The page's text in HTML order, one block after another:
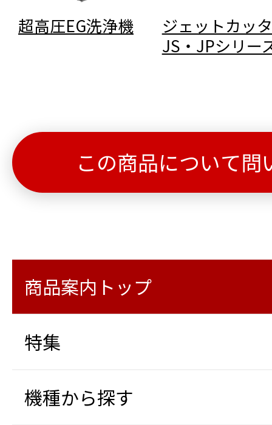
超高圧EG洗浄機
ジェットカッ
JS・JPシリー
この商品について問
商品案内トップ
特集
機種から探す